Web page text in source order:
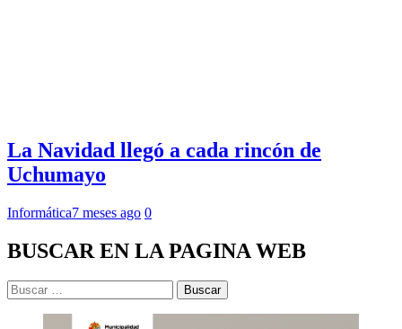
La Navidad llegó a cada rincón de
Uchumayo
Informática7 meses ago 0
BUSCAR EN LA PAGINA WEB
Buscar: